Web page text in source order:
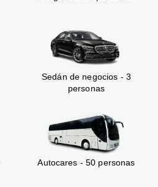
Sedán de negocios - 3
personas
Autocares - 50 personas